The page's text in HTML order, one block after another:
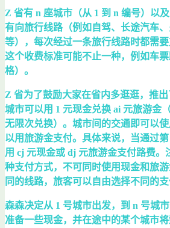
Z 省有 n 座城市（从 1 到 n 编号）以
有向旅行线路（例如自驾、长途汽车
等），每次经过一条旅行线路时都需
这个收费标准可能不止一种，例如车
格）。
Z 省为了鼓励大家在省内多逛逛，推
城市可以用 1 元现金兑换 ai 元旅游金
无限次兑换）。城市间的交通即可以
以用旅游金支付。具体来说，当通过
用 cj 元现金或 dj 元旅游金支付路费。
种支付方式，不可同时使用现金和旅
同的线路，旅客可以自由选择不同的支
森森决定从 1 号城市出发，到 n 号城
准备一些现金，并在途中的某个城市